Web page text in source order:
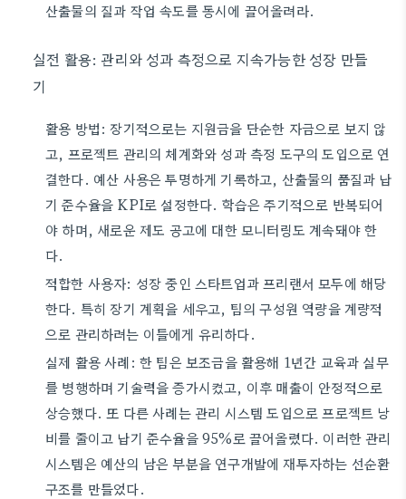
산출물의 질과 작업 속도를 동시에 끌어올려라.
실전 활용: 관리와 성과 측정으로 지속가능한 성장 만들
기
활용 방법: 장기적으로는 지원금을 단순한 자금으로 보지 않
고, 프로젝트 관리의 체계화와 성과 측정 도구의 도입으로 연
결한다. 예산 사용은 투명하게 기록하고, 산출물의 품질과 납
기 준수율을 KPI로 설정한다. 학습은 주기적으로 반복되어
야 하며, 새로운 제도 공고에 대한 모니터링도 계속돼야 한
다.
적합한 사용자: 성장 중인 스타트업과 프리랜서 모두에 해당
한다. 특히 장기 계획을 세우고, 팀의 구성원 역량을 계량적
으로 관리하려는 이들에게 유리하다.
실제 활용 사례: 한 팀은 보조금을 활용해 1년간 교육과 실무
를 병행하며 기술력을 증가시켰고, 이후 매출이 안정적으로
상승했다. 또 다른 사례는 관리 시스템 도입으로 프로젝트 낭
비를 줄이고 납기 준수율을 95%로 끌어올렸다. 이러한 관리
시스템은 예산의 남은 부분을 연구개발에 재투자하는 선순환
구조를 만들었다.